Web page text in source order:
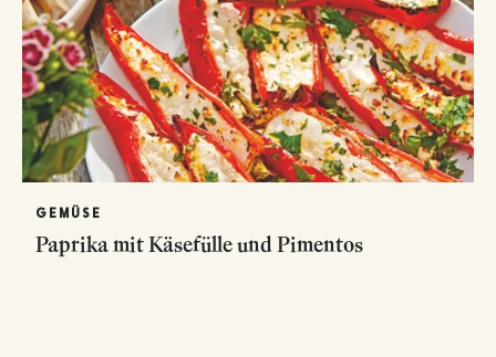
GEMÜSE
Paprika mit Käsefülle und Pimentos